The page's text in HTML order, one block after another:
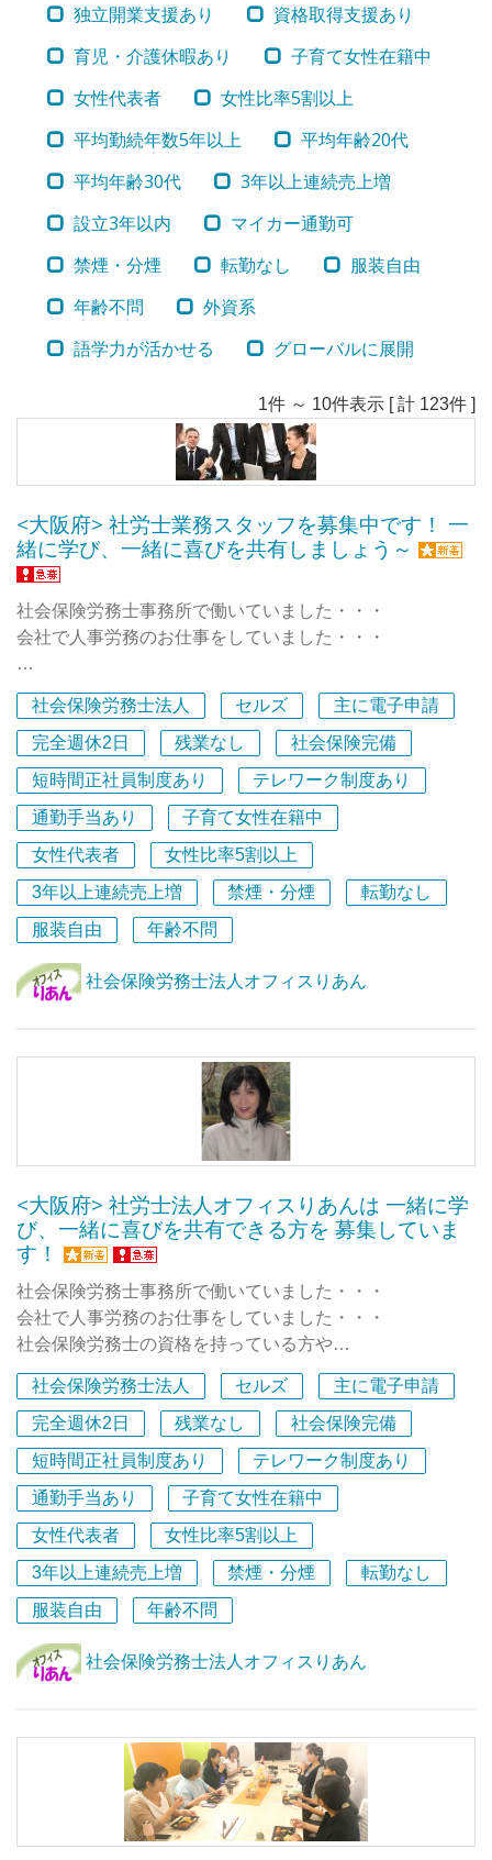
独立開業支援あり
資格取得支援あり
育児・介護休暇あり
子育て女性在籍中
女性代表者
女性比率5割以上
平均勤続年数5年以上
平均年齢20代
平均年齢30代
3年以上連続売上増
設立3年以内
マイカー通勤可
禁煙・分煙
転勤なし
服装自由
年齢不問
外資系
語学力が活かせる
グローバルに展開
1件 ～ 10件表示 [ 計 123件 ]
<大阪府> 社労士業務スタッフを募集中です！ 一
緒に学び、一緒に喜びを共有しましょう～
社会保険労務士事務所で働いていました・・・
会社で人事労務のお仕事をしていました・・・
残業はしない！を方針としていますので、業務を見える化
することで
誰もが同じサービスを提供できるように工夫しています。
子育て中のママさんも大活躍中ですよ。
仕事に取り組む姿勢・経営理念を共有する仲間たち。
一緒に働く仲間の思いをかたちに！
この分野は任せて頂戴！の仲間たちを目指しています！
社会保険労務士の資格を持っている方はもちろん、
実務の経験者で資格の勉強中の方歓迎です。
ネット環境に馴染みのある方を歓迎します。
社会保険労務士法人 セルズ
主に電子申請
完全週休2日
残業なし
社会保険完備
短時間正社員制度あり
テレワーク制度あり
通勤手当あり
子育て女性在籍中
女性代表者
女性比率5割以上
3年以上連続売上増
禁煙・分煙
転勤なし
服装自由
年齢不問
社会保険労務士法人オフィスりあん
<大阪府> 社労士法人オフィスりあんは 一緒に学
び、一緒に喜びを共有できる方を 募集していま
す！
社会保険労務士事務所で働いていました・・・
会社で人事労務のお仕事をしていました・・・
社会保険労務士の資格を持っている方や
今チャレンジ中の方に仲間になってほしいと思っていま
す。
働き方は相談に応じます。
残業はしない！を方針としていますので、業務を見える化
することで
誰もが同じサービスを提供できるように工夫しています。
子育て中のママさんも大活躍中ですよ。
仕事に取り組む姿勢・経営理念を共有する仲間たち。
この分野は任せて頂戴！の仲間たちを目指しています！
ネット環境に馴染みのある方を歓迎します。
社会保険労務士法人 セルズ
主に電子申請
完全週休2日
残業なし
社会保険完備
短時間正社員制度あり
テレワーク制度あり
通勤手当あり
子育て女性在籍中
女性代表者
女性比率5割以上
3年以上連続売上増
禁煙・分煙
転勤なし
服装自由
年齢不問
社会保険労務士法人オフィスりあん